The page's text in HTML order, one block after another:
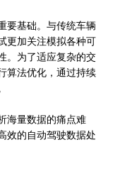
要基础。与传统车辆
更加关注模拟各种可
。为了适应复杂的交
算法优化，通过持续
海量数据的痛点难
效的自动驾驶数据处